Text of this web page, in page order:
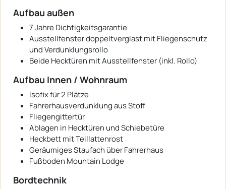
Aufbau außen
7 Jahre Dichtigkeitsgarantie
Ausstellfenster doppeltverglast mit Fliegenschutz
und Verdunklungsrollo
Beide Hecktüren mit Ausstellfenster (inkl. Rollo)
Aufbau Innen / Wohnraum
Isofix für 2 Plätze
Fahrerhausverdunklung aus Stoff
Fliegengittertür
Ablagen in Hecktüren und Schiebetüre
Heckbett mit Teillattenrost
Geräumiges Staufach über Fahrerhaus
Fußboden Mountain Lodge
Bordtechnik